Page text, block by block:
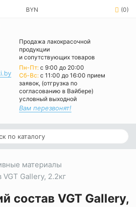
BYN (0)
Продажа лакокрасочной
продукции
и сопутствующих товаров
Пн-Пт:с 9:00 до 20:00
Cб-Вс:с 11:00 до 16:00 прием
заявок, (отгрузка по
согласованию в Вайбере)
условный выходной
Вам перезвонят!
материалы
Gallery, 2.2кг
состав VGT Gallery,